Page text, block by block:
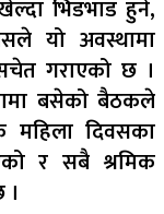
भिडभाड हुने,
यो अवस्थामा
गराएको छ ।
बसेको बैठकले
महिला दिवसका
र सबै श्रमिक